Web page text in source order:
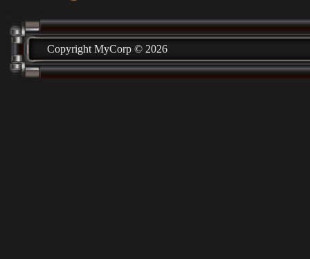
Copyright MyCorp © 2026